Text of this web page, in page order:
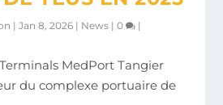
|Jan 8, 2026 | News |0 |
MedPort Tangier
du complexe portuaire de